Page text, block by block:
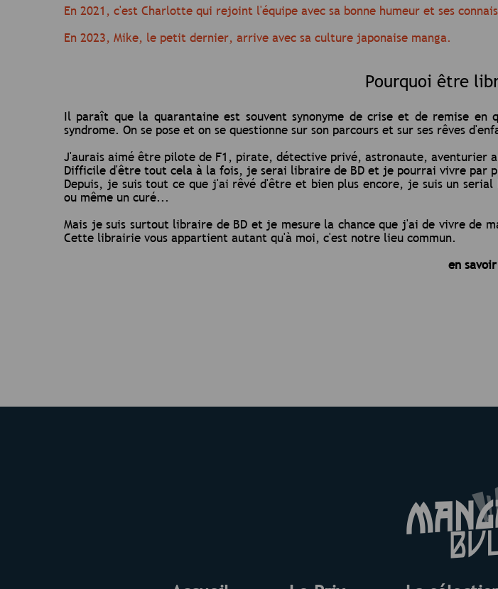
En 2021, c'est Charlotte qui rejoint l'équipe avec sa bonne humeur et ses
En 2023, Mike, le petit dernier, arrive avec sa culture japonaise manga.
Pourquoi être
Il paraît que la quarantaine est souvent synonyme de crise et de remise en
syndrome. On se pose et on se questionne sur son parcours et sur ses rêves
J'aurais aimé être pilote de F1, pirate, détective privé, astronaute, aventurier
Difficile d'être tout cela à la fois, je serai libraire de BD et je pourrai vivre par
Depuis, je suis tout ce que j'ai rêvé d'être et bien plus encore, je suis un
ou même un curé...
Mais je suis surtout libraire de BD et je mesure la chance que j'ai de vivre de
Cette librairie vous appartient autant qu'à moi, c'est notre lieu commun.
en